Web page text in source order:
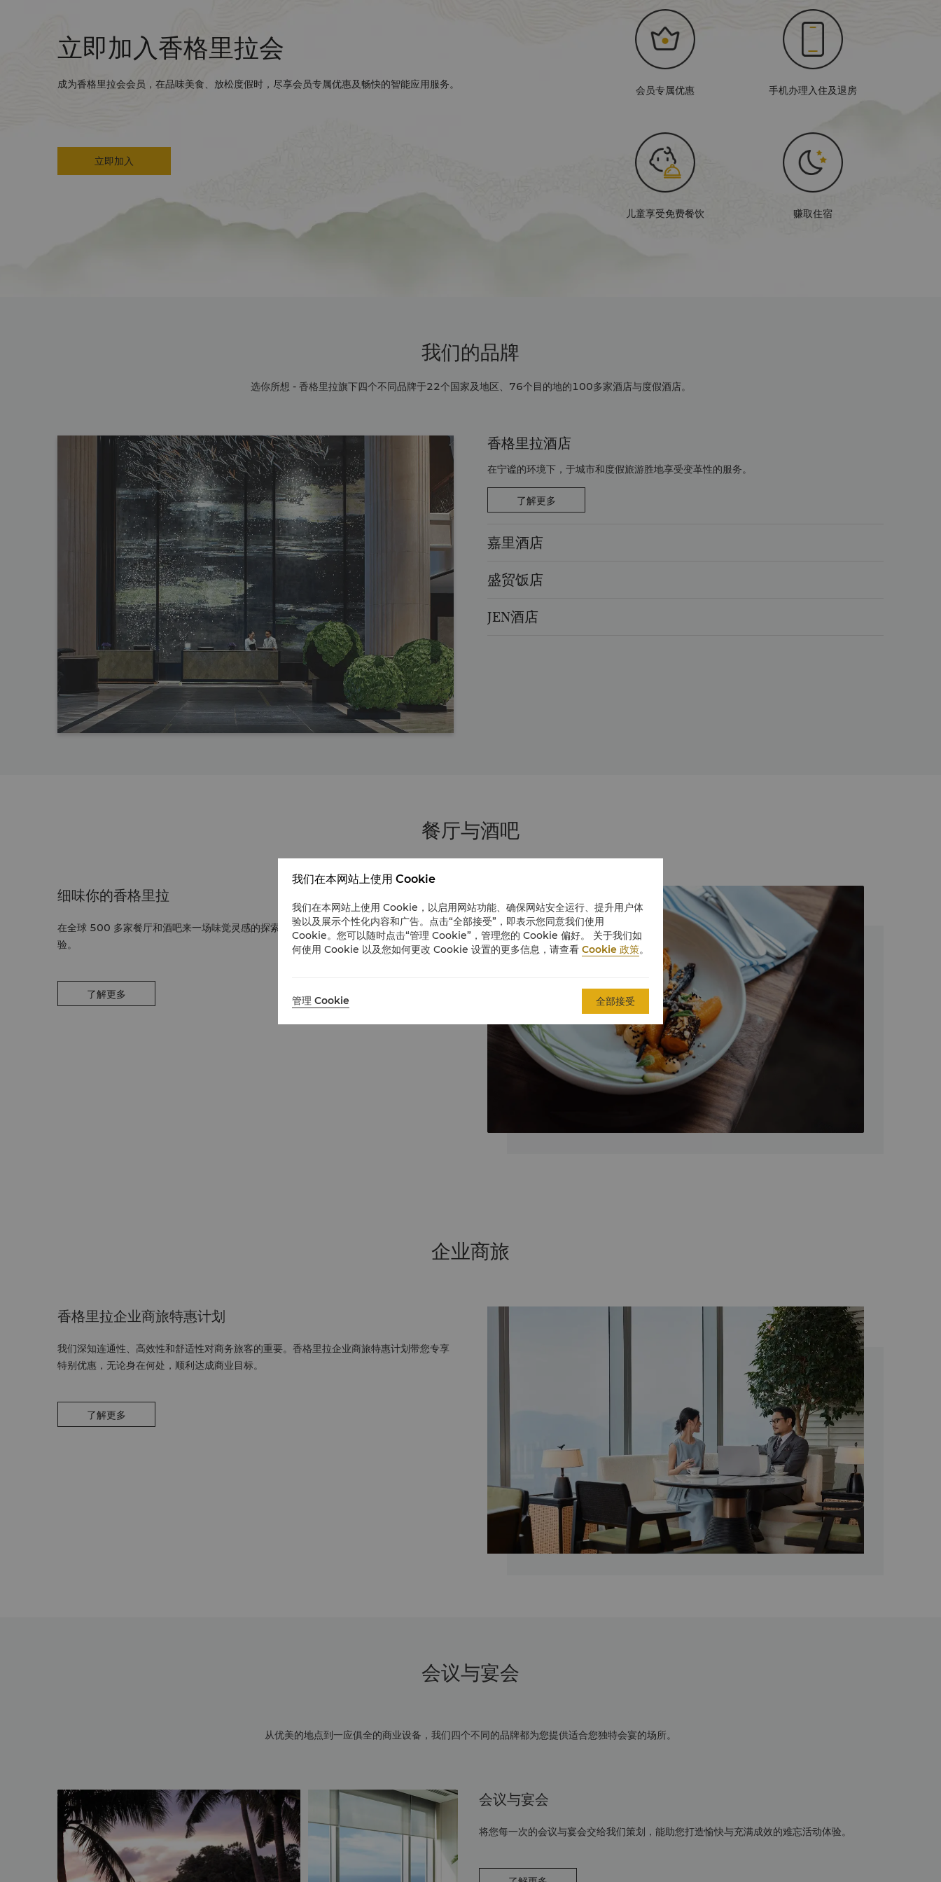
立即加入香格里拉会
成为香格里拉会会员，在品味美食、放松度假时，尽享会员专属优惠及畅快的智能应用服务。
立即加入
会员专属优惠 手机办理入住及退房
儿童享受免费餐饮 赚取住宿
我们的品牌
选你所想 - 香格里拉旗下四个不同品牌于22个国家及地区、76个目的地的100多家酒店与度假酒店。
香格里拉酒店
在宁谧的环境下，于城市和度假旅游胜地享受变革性的服务。
了解更多
嘉里酒店
盛贸饭店
JEN酒店
餐厅与酒吧
细味你的香格里拉
在全球 500 多家餐厅和酒吧来一场味觉灵感的探索，尽情享受我们提供的餐饮礼遇和体
验。
了解更多
企业商旅
香格里拉企业商旅特惠计划
我们深知连通性、高效性和舒适性对商务旅客的重要。香格里拉企业商旅特惠计划带您专享
特别优惠，无论身在何处，顺利达成商业目标。
了解更多
会议与宴会
从优美的地点到一应俱全的商业设备，我们四个不同的品牌都为您提供适合您独特会宴的场所。
会议与宴会
将您每一次的会议与宴会交给我们策划，能助您打造愉快与充满成效的难忘活动体验。
我们在本网站上使用 Cookie
我们在本网站上使用 Cookie，以启用网站功能、确保网站安全运行、提升用户体
验以及展示个性化内容和广告。点击“全部接受”，即表示您同意我们使用
Cookie。您可以随时点击“管理 Cookie”，管理您的 Cookie 偏好。 关于我们如
何使用 Cookie 以及您如何更改 Cookie 设置的更多信息，请查看 Cookie 政策。
管理 Cookie 全部接受